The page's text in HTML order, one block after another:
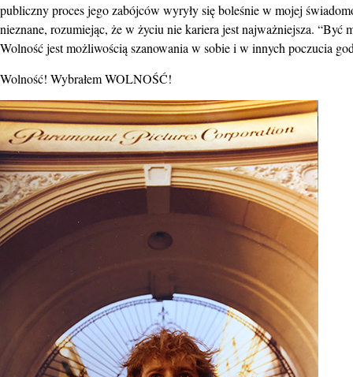
publiczny proces jego zabójców wyryły się boleśnie w mojej
nieznane, rozumiejąc, że w życiu nie kariera jest najważniejsza.
Wolność jest możliwością szanowania w sobie i w innych poczucia
Wolność! Wybrałem WOLNOŚĆ!